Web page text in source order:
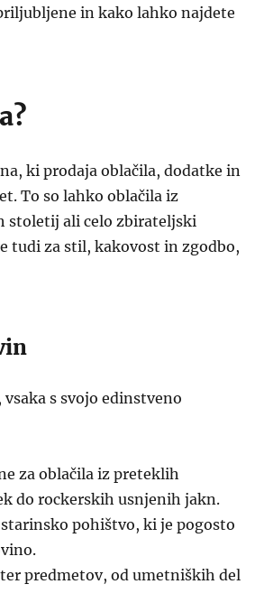
in kako lahko najdete
ki prodaja oblačila, dodatke in
To so lahko oblačila iz
stoletij ali celo zbirateljski
tudi za stil, kakovost in zgodbo,
s svojo edinstveno
za oblačila iz preteklih
do rockerskih usnjenih jakn.
pohištvo, ki je pogosto
predmetov, od umetniških del